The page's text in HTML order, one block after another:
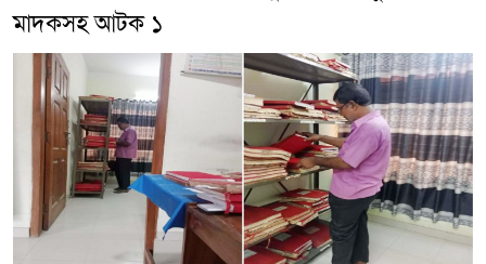
মাদকসহ আটক ১